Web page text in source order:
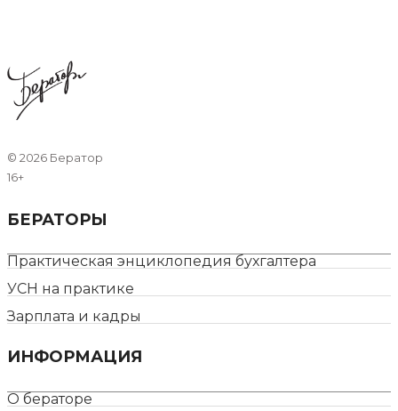
© 2026 Бератор
16+
БЕРАТОРЫ
Практическая энциклопедия бухгалтера
УСН на практике
Зарплата и кадры
ИНФОРМАЦИЯ
О бераторе